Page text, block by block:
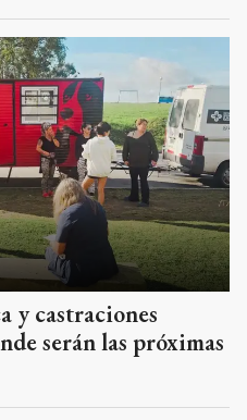
y castraciones
serán las próximas